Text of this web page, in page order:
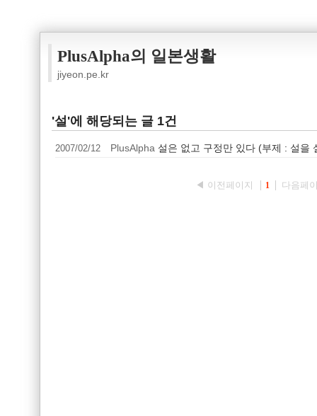
PlusAlpha의 일본생활
jiyeon.pe.kr
'설'에 해당되는 글 1건
2007/02/12 PlusAlpha 설은 없고 구정만 있다 (부제 : 설을
◀ 이전페이지 1 다음페